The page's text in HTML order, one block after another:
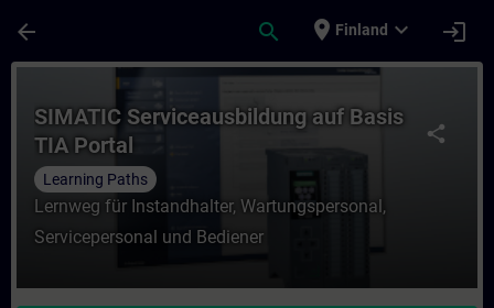
arrow_back search place Finland expand_more login
Course - SIMATIC Serviceausbildung
share
SIMATIC Serviceausbildung auf Basis
TIA Portal
Learning Paths
Lernweg für Instandhalter, Wartungspersonal,
Servicepersonal und Bediener